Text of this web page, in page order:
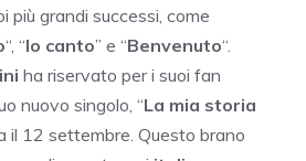
più grandi successi, come
“, “Io canto” e “Benvenuto“.
ha riservato per i suoi fan
nuovo singolo, “La mia storia
il 12 settembre. Questo brano